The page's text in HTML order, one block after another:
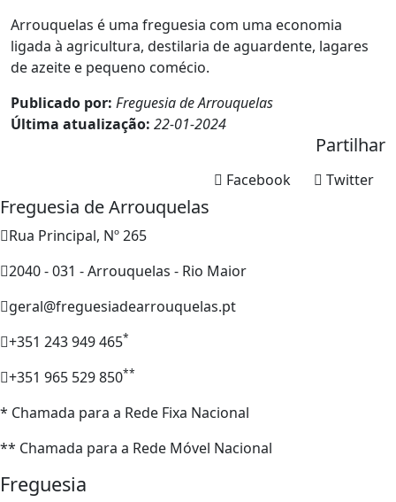
Arrouquelas é uma freguesia com uma economia
ligada à agricultura, destilaria de aguardente, lagares
de azeite e pequeno comécio.
Publicado por: Freguesia de Arrouquelas
Última atualização: 22-01-2024
Partilhar
Twitter
Facebook
Freguesia de Arrouquelas
Rua Principal, Nº 265
2040 - 031 - Arrouquelas - Rio Maior
geral@freguesiadearrouquelas.pt
+351 243 949 465*
+351 965 529 850**
* Chamada para a Rede Fixa Nacional
** Chamada para a Rede Móvel Nacional
Freguesia